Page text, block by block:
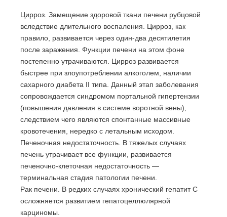
Цирроз. Замещение здоровой ткани печени рубцовой
вследствие длительного воспаления. Цирроз, как
правило, развивается через один-два десятилетия
после заражения. Функции печени на этом фоне
постепенно утрачиваются. Цирроз развивается
быстрее при злоупотреблении алкоголем, наличии
сахарного диабета II типа. Данный этап заболевания
сопровождается синдромом портальной гипертензии
(повышения давления в системе воротной вены),
следствием чего являются спонтанные массивные
кровотечения, нередко с летальным исходом.
Печеночная недостаточность. В тяжелых случаях
печень утрачивает все функции, развивается
печеночно-клеточная недостаточность —
терминальная стадия патологии печени.
Рак печени. В редких случаях хронический гепатит С
осложняется развитием гепатоцеллюлярной
карциномы.